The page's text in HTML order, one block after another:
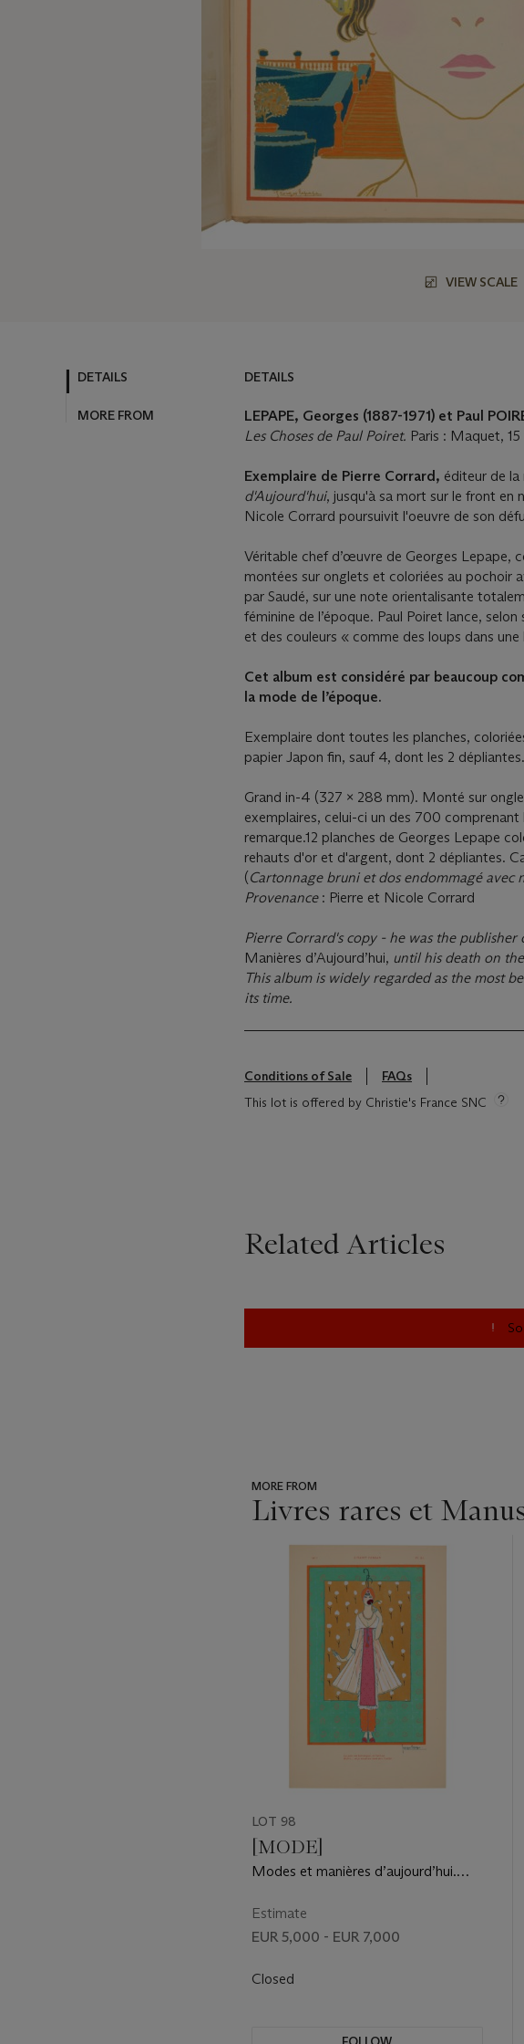
VIEW SCALE
DETAILS
MORE FROM
DETAILS
LEPAPE, Georges (1887-1971) et Paul
Les Choses de Paul Poiret. Paris : Maquet, 15
Exemplaire de Pierre Corrard, éditeur de la
d'Aujourd'hui, jusqu'à sa mort sur le front en
Nicole Corrard poursuivit l'oeuvre de son
Véritable chef d’œuvre de Georges Lepape,
montées sur onglets et coloriées au pochoir
par Saudé, sur une note orientalisante
féminine de l’époque. Paul Poiret lance,
et des couleurs « comme des loups dans une
Cet album est considéré par beaucoup
la mode de l’époque.
Exemplaire dont toutes les planches,
papier Japon fin, sauf 4, dont les 2 dépliantes.
Grand in-4 (327 x 288 mm). Monté sur
exemplaires, celui-ci un des 700 comprenant
remarque.12 planches de Georges Lepape
rehauts d'or et d'argent, dont 2 dépliantes.
(Cartonnage bruni et dos endommagé avec
Provenance : Pierre et Nicole Corrard
Pierre Corrard's copy - he was the
Manières d’Aujourd’hui, until his death on
This album is widely regarded as the most
its time.
Conditions of Sale
FAQs
This lot is offered by Christie's France SNC
Related Articles
MORE FROM
Livres rares et
item_current_of_total_txt
LOT 98
[MODE]
Modes et manières d’aujourd’hui.
1923.
Estimate
EUR 5,000 - EUR 7,000
Closed